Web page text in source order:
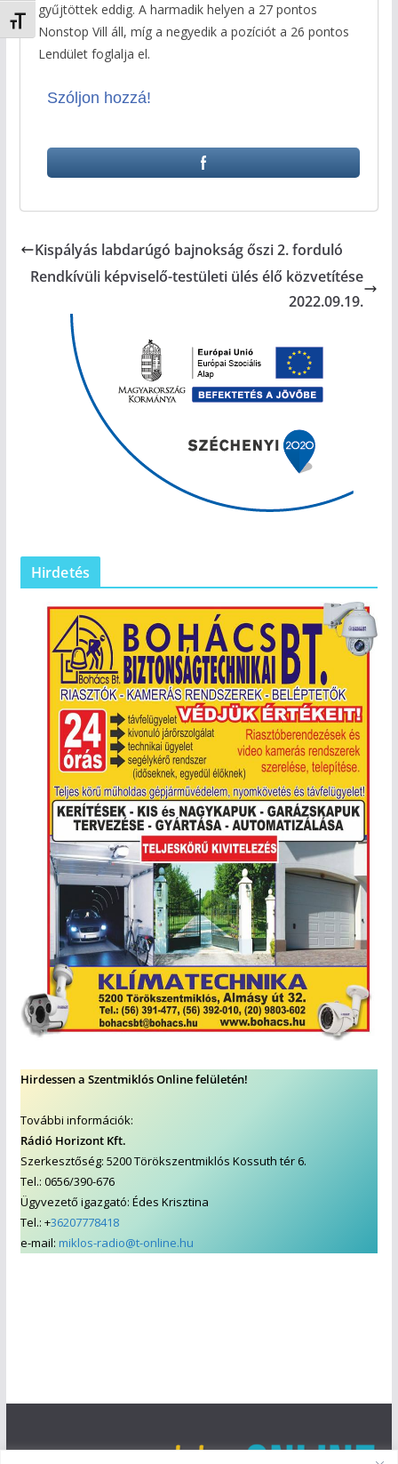
Betűméret váltása
gyűjtöttek eddig. A harmadik helyen a 27 pontos
Nonstop Vill áll, míg a negyedik a pozíciót a 26 pontos
Lendület foglalja el.
Szóljon hozzá!
Kispályás labdarúgó bajnokság őszi 2. forduló
Rendkívüli képviselő-testületi ülés élő közvetítése
2022.09.19.
Hirdetés
Hirdessen a Szentmiklós Online felületén!
További információk:
Rádió Horizont Kft.
Szerkesztőség: 5200 Törökszentmiklós Kossuth tér 6.
Tel.: 0656/390-676
Ügyvezető igazgató: Édes Krisztina
Tel.: +36207778418
e-mail: miklos-radio@t-online.hu